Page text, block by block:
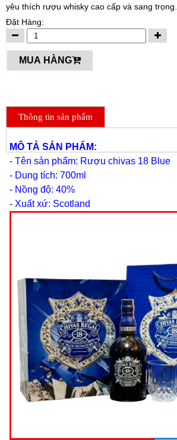
yêu thích rượu whisky cao cấp và sang trọng.
Đặt Hàng:
MUA HÀNG
Thông tin sản phẩm
MÔ TẢ SẢN PHẨM:
- Tên sản phẩm: Rượu chivas 18 Blue
- Dung tích: 700ml
- Nồng độ: 40%
- Xuất xứ: Scotland